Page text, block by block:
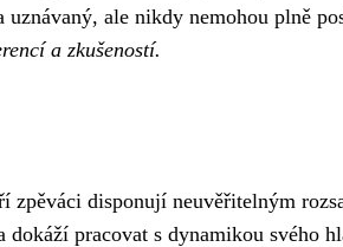
ale nikdy nemohou plně
a zkušeností.
disponují neuvěřitelným
pracovat s dynamikou svého